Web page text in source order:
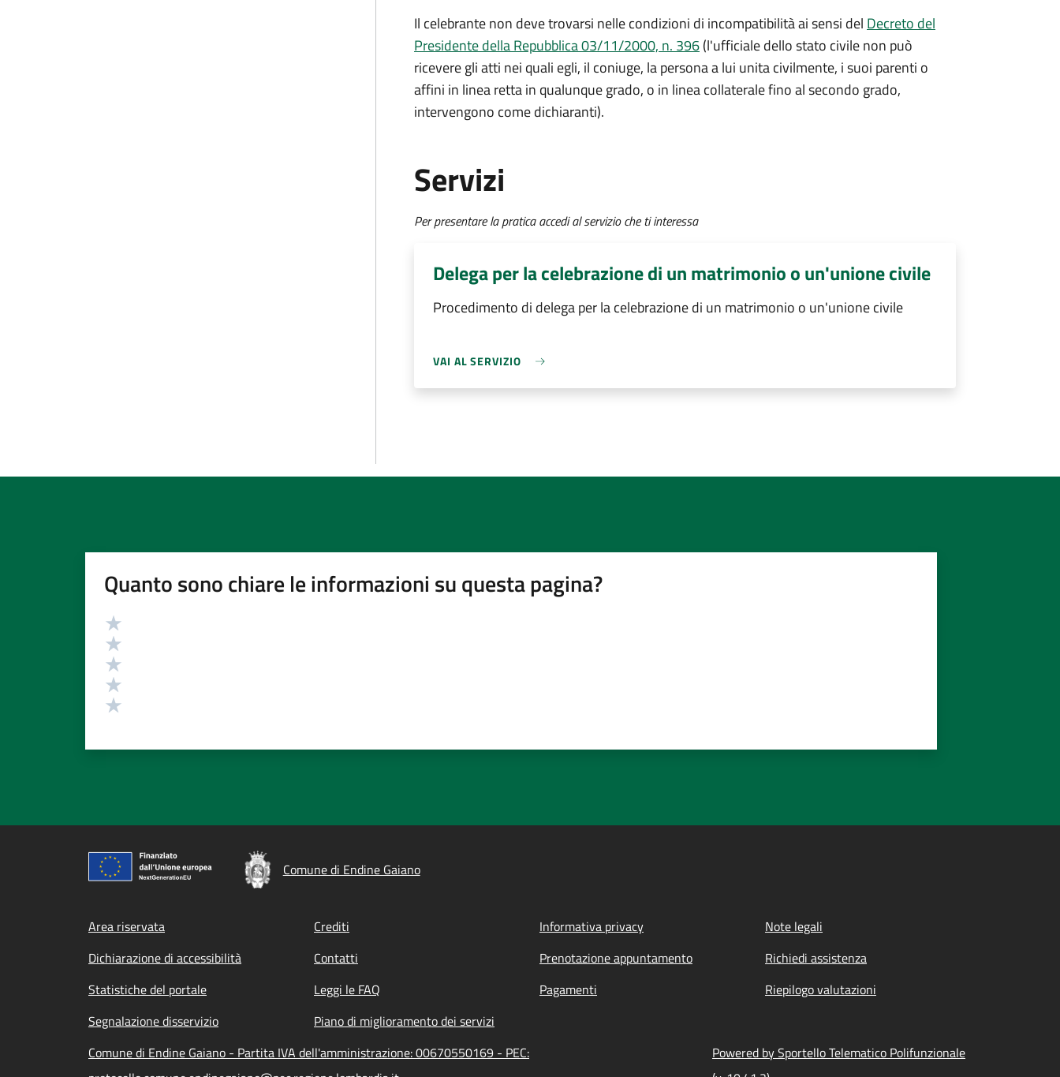
Il celebrante non deve trovarsi nelle condizioni di incompatibilità ai sensi del Decreto del
Presidente della Repubblica 03/11/2000, n. 396(l'ufficiale dello stato civile non può
ricevere gli atti nei quali egli, il coniuge, la persona a lui unita civilmente, i suoi parenti o
affini in linea retta in qualunque grado, o in linea collaterale fino al secondo grado,
intervengono come dichiaranti).
Servizi
Per presentare la pratica accedi al servizio che ti interessa
Delega per la celebrazione di un matrimonio o un'unione civile
Procedimento di delega per la celebrazione di un matrimonio o un'unione civile
VAI AL SERVIZIO
Quanto sono chiare le informazioni su questa pagina?
Valutazione
Comune di Endine Gaiano
Footer menu
Area riservata Crediti Informativa privacy
Note legali
Dichiarazione di accessibilità
Contatti Prenotazione appuntamento
Richiedi assistenza
Statistiche del portale
Leggi le FAQ Pagamenti
Riepilogo valutazioni
Segnalazione disservizio
Piano di miglioramento dei servizi
Comune di Endine Gaiano - Partita IVA dell'amministrazione: 00670550169 - PEC:
Powered by Sportello Telematico Polifunzionale